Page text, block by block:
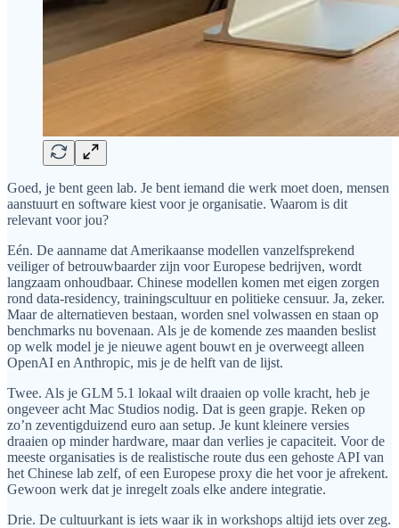
Goed, je bent geen lab. Je bent iemand die werk moet doen, mensen
aanstuurt en software kiest voor je organisatie. Waarom is dit
relevant voor jou?
Eén. De aanname dat Amerikaanse modellen vanzelfsprekend
veiliger of betrouwbaarder zijn voor Europese bedrijven, wordt
langzaam onhoudbaar. Chinese modellen komen met eigen zorgen
rond data-residency, trainingscultuur en politieke censuur. Ja, zeker.
Maar de alternatieven bestaan, worden snel volwassen en staan op
benchmarks nu bovenaan. Als je de komende zes maanden beslist
op welk model je je nieuwe agent bouwt en je overweegt alleen
OpenAI en Anthropic, mis je de helft van de lijst.
Twee. Als je GLM 5.1 lokaal wilt draaien op volle kracht, heb je
ongeveer acht Mac Studios nodig. Dat is geen grapje. Reken op
zo’n zeventigduizend euro aan setup. Je kunt kleinere versies
draaien op minder hardware, maar dan verlies je capaciteit. Voor de
meeste organisaties is de realistische route dus een gehoste API van
het Chinese lab zelf, of een Europese proxy die het voor je afrekent.
Gewoon werk dat je inregelt zoals elke andere integratie.
Drie. De cultuurkant is iets waar ik in workshops altijd iets over zeg.